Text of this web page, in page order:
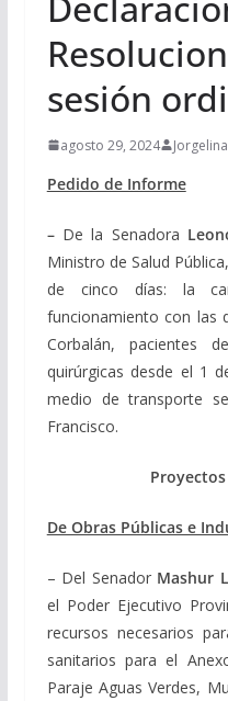
sesión
agosto 29, 2024
Pedido de Informe
– De la Senadora
Ministro de Salud
de cinco días: la
funcionamiento con las
Corbalán, pacientes
quirúrgicas desde el 1
medio de transporte
Francisco.
De Obras Públicas e
– Del Senador Mashur
el Poder Ejecutivo
recursos necesarios
sanitarios para el
Paraje Aguas Verdes,